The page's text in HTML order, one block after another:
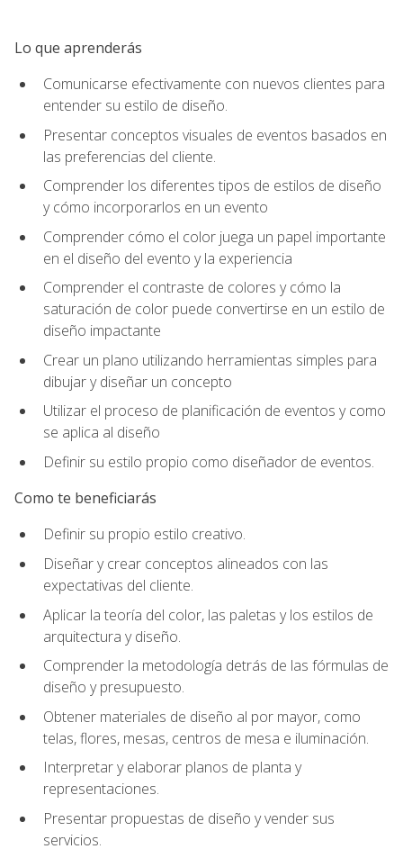
Lo que aprenderás
Comunicarse efectivamente con nuevos clientes para
entender su estilo de diseño.
Presentar conceptos visuales de eventos basados en
las preferencias del cliente.
Comprender los diferentes tipos de estilos de diseño
y cómo incorporarlos en un evento
Comprender cómo el color juega un papel importante
en el diseño del evento y la experiencia
Comprender el contraste de colores y cómo la
saturación de color puede convertirse en un estilo de
diseño impactante
Crear un plano utilizando herramientas simples para
dibujar y diseñar un concepto
Utilizar el proceso de planificación de eventos y como
se aplica al diseño
Definir su estilo propio como diseñador de eventos.
Como te beneficiarás
Definir su propio estilo creativo.
Diseñar y crear conceptos alineados con las
expectativas del cliente.
Aplicar la teoría del color, las paletas y los estilos de
arquitectura y diseño.
Comprender la metodología detrás de las fórmulas de
diseño y presupuesto.
Obtener materiales de diseño al por mayor, como
telas, flores, mesas, centros de mesa e iluminación.
Interpretar y elaborar planos de planta y
representaciones.
Presentar propuestas de diseño y vender sus
servicios.